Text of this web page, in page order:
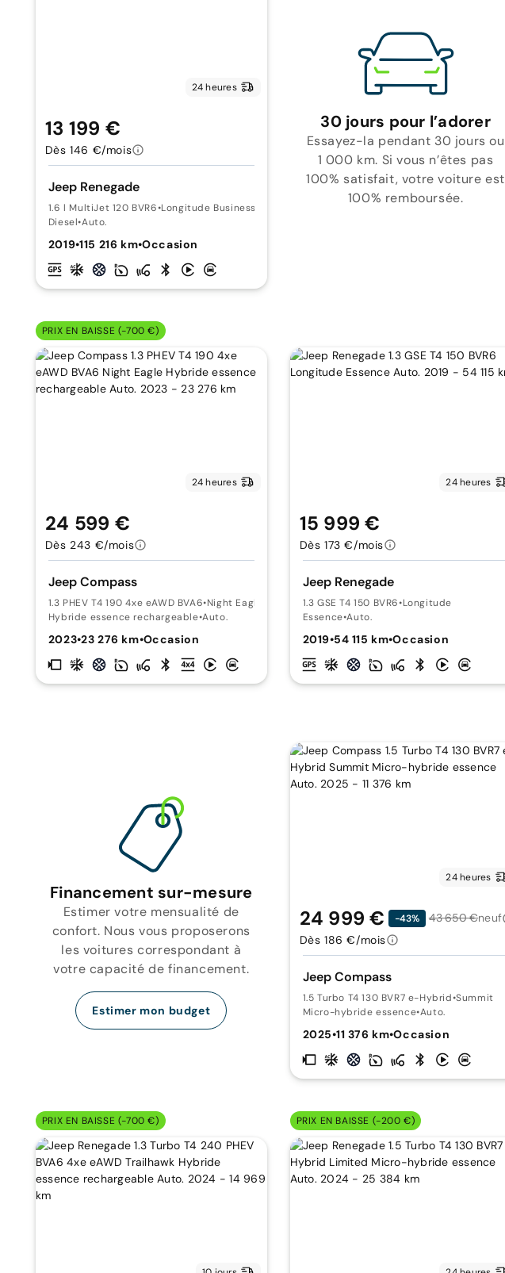
24 heures
Jeep Renegade
1.6 l MultiJet 120 BVR6•Longitude Business
Diesel•Auto.
2019•115 216 km•Occasion
13 199 €
Dès 146 €/mois
30 jours pour l’adorer
Essayez-la pendant 30 jours ou
1 000 km. Si vous n’êtes pas
100% satisfait, votre voiture est
100% remboursée.
PRIX EN BAISSE (-700 €)
24 heures
Jeep Compass
1.3 PHEV T4 190 4xe eAWD BVA6•Night Eagle
Hybride essence rechargeable•Auto.
2023•23 276 km•Occasion
24 599 €
Dès 243 €/mois
24 heures
Jeep Renegade
1.3 GSE T4 150 BVR6•Longitude
Essence•Auto.
2019•54 115 km•Occasion
15 999 €
Dès 173 €/mois
Financement sur-mesure
Estimer votre mensualité de
confort. Nous vous proposerons
les voitures correspondant à
votre capacité de financement.
Estimer mon budget
24 heures
Jeep Compass
1.5 Turbo T4 130 BVR7 e-Hybrid•Summit
Micro-hybride essence•Auto.
2025•11 376 km•Occasion
24 999 € -43% 43 650 €neuf
Dès 186 €/mois
PRIX EN BAISSE (-700 €) PRIX EN BAISSE (-200 €)